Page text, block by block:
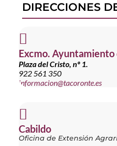
DIRECCIONES

Excmo. Ayuntamiento
Plaza del Cristo, nº 1.
922 561 350
informacion@tacoronte.es

Cabildo
Oficina de Extensión